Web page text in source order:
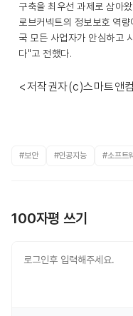
구축을 최우선 과제로 삼아
로브커넥트의 정보보호 역
국 모든 사업자가 안심하고
다"고 전했다.
<저작권자(c)스마트앤
#보안 #인공지능 #소프트
100자평 쓰기